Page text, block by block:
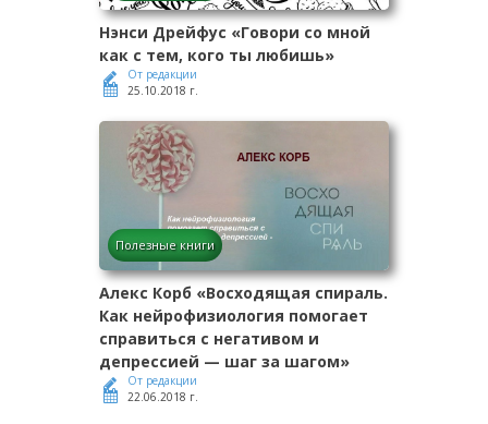
Нэнси Дрейфус «Говори со мной
как с тем, кого ты любишь»
От редакции
25.10.2018 г.
Полезные книги
Алекс Корб «Восходящая спираль.
Как нейрофизиология помогает
справиться с негативом и
депрессией — шаг за шагом»
От редакции
22.06.2018 г.